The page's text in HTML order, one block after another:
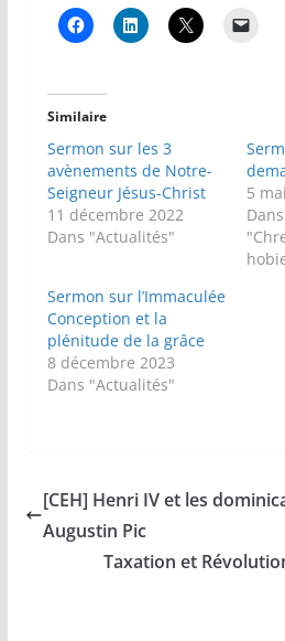
Similaire
Sermon sur les 3
avènements de Notre-
Seigneur Jésus-Christ
11 décembre 2022
Dans "Actualités"
5
Dans
Sermon sur l’Immaculée
Conception et la
plénitude de la grâce
8 décembre 2023
Dans "Actualités"
[CEH] Henri IV et les
Augustin Pic
Taxation et